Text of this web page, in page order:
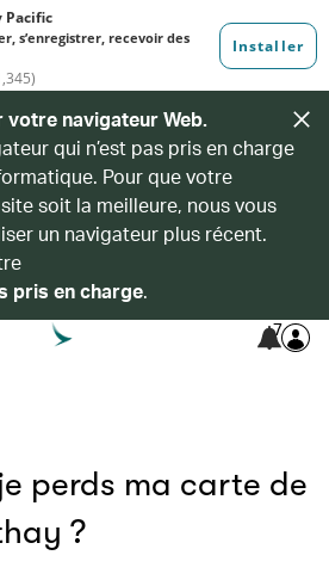
votre navigateur Web.
qui n’est pas pris en charge
Pour que votre
soit la meilleure, nous vous
un navigateur plus récent.
pris en charge.
7
perds ma carte de
?